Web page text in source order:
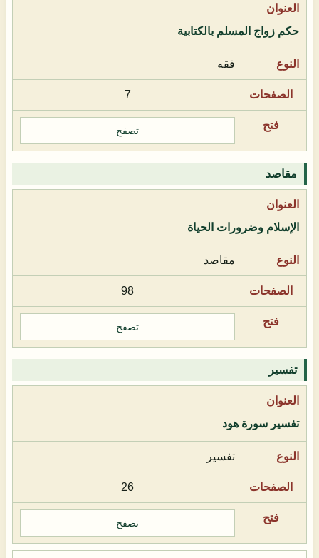
حكم زواج المسلم بالكتابية
فقه
7
تصفح
مقاصد
الإسلام وضرورات الحياة
مقاصد
98
تصفح
تفسير
تفسير سورة هود
تفسير
26
تصفح